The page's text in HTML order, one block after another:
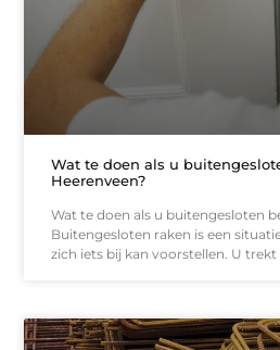
Wat te doen als u
Heerenveen?
Wat te doen als u buitengesloten
Buitengesloten raken is een
zich iets bij kan voorstellen. U trekt